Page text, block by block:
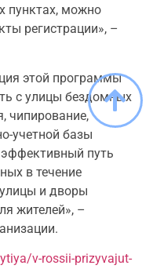
пунктах, можно
регистрации», –
этой программы
с улицы бездомных
чипирование,
учетной базы
путь
в течение
и дворы
жителей», –
v-rossii-prizyvajut-